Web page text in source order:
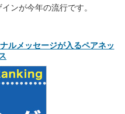
ンが今年の流行です。
メッセージが入るペアネッ